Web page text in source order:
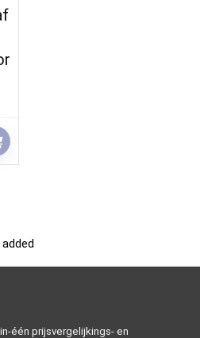
één prijsvergelijkings- en